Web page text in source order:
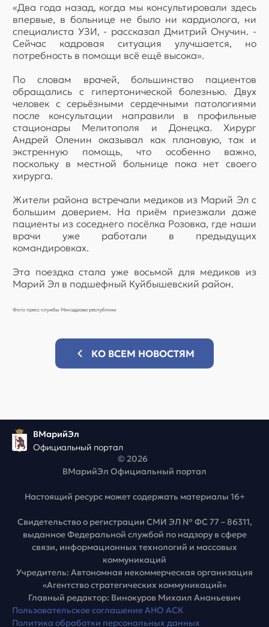
«Два года назад, когда мы консультировали здесь
впервые, в больнице не было ни кардиолога, ни
специалиста УЗИ, - рассказал Дмитрий Онучин. -
Сейчас кадровая ситуация улучшается, но
потребность в помощи всё ещё высока».
По словам врачей, большинство пациентов
обращались с гипертонической болезнью. Двух
человек с серьёзными сердечными патологиями
после консультации направили в профильные
стационары Мелитополя и Донецка. Хирург
Андрей Оленин оказывал как плановую, так и
экстренную помощь, что особенно важно,
поскольку в местной больнице пока нет своего
хирурга.
Жители района встречали медиков из Марий Эл с
большим доверием. На приём приезжали даже
пациенты из соседнего посёлка Розовка, где наши
врачи уже работали в предыдущих
командировках.
Эта поездка стала уже восьмой для медиков из
Марий Эл в подшефный Куйбышевский район.
Фото пресс-службы Минздрава республики
КО ВСЕМ НОВОСТЯМ
ВМарийЭл
Официальный портал
© 2026
ВМарийЭл Официальный портал
Настоящий ресурс может содержать материалы 16+
Свидетельство о регистрации СМИ ЭЛ № ФС 77 – 86311,
выданное Федеральной службой по надзору в сфере
связи, информационных технологий и массовых
коммуникаций
Учредитель: Автономная некоммерческая организация
«Агентство стратегических коммуникаций»
Главный редактор: Винокуров Михаил Ананьевич
Пользовательское соглашение АНО АСК
Политика обработки персональных данных